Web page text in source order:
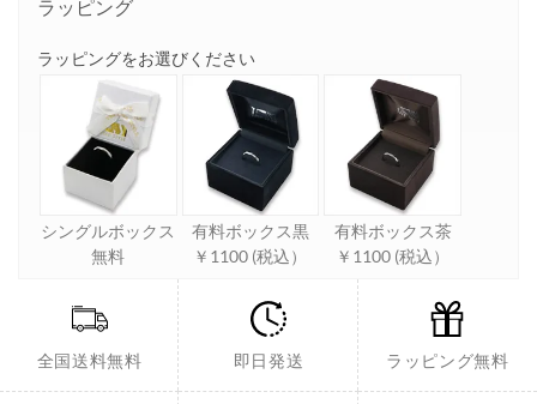
ラッピング
ラッピングをお選びください
シングルボックス
無料
有料ボックス黒
￥1100 (税込）
有料ボックス茶
￥1100 (税込）
全国送料無料 即日発送 ラッピング無料